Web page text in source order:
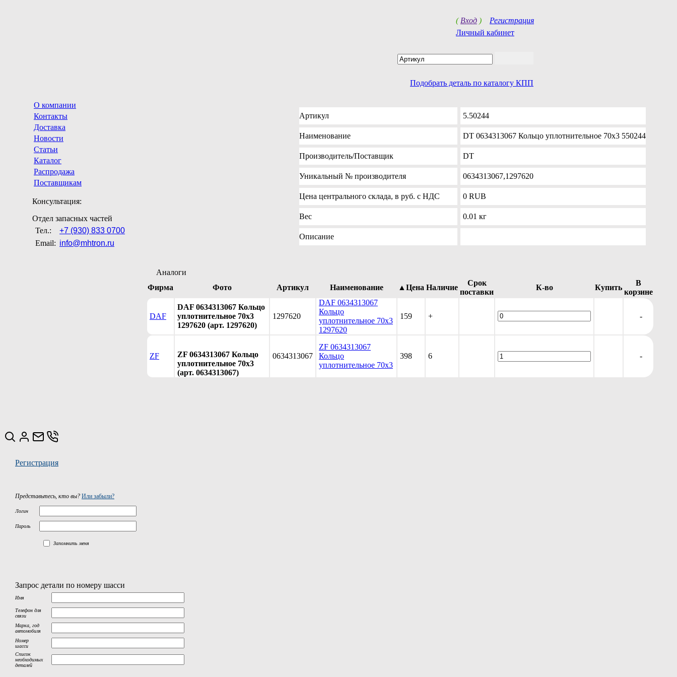
( Вход ) Регистрация
Личный кабинет
Подобрать деталь по каталогу КПП
О компании
Контакты
Доставка
Новости
Статьи
Каталог
Распродажа
Поставщикам
Консультация:
Отдел запасных частей
Тел.:
+7 (930) 833 0700
Email: info@mhtron.ru
Артикул 5.50244
Наименование DT 0634313067 Кольцо уплотнительное 70x3 550244
Производитель/Поставщик DT
Уникальный № производителя 0634313067,1297620
Цена центрального склада, в руб. с НДС 0 RUB
Вес 0.01 кг
Описание
Аналоги
Фирма
Фото Артикул Наименование ▲Цена Наличие
Срок
поставки
К-во Купить
В
корзине
DAF
DAF 0634313067 Кольцо
уплотнительное 70x3
1297620 (арт. 1297620)
1297620
DAF 0634313067
Кольцо
уплотнительное 70x3
1297620
159 + -
ZF
ZF 0634313067 Кольцо
уплотнительное 70x3
(арт. 0634313067)
0634313067
ZF 0634313067
Кольцо
уплотнительное 70x3
398 6 -
Регистрация
Представьтесь, кто вы? Или забыли?
Логин
Пароль
Запомнить меня
Запрос детали по номеру шасси
Имя
Телефон для
связи
Марка, год
автомобиля
Номер
шасси
Список
необходимых
деталей